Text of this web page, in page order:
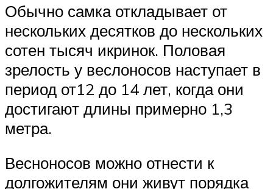
Обычно самка откладывает от
нескольких десятков до нескольких
сотен тысяч икринок. Половая
зрелость у веслоносов наступает в
период от12 до 14 лет, когда они
достигают длины примерно 1,3
метра.
Весноносов можно отнести к
долгожителям они живут порядка